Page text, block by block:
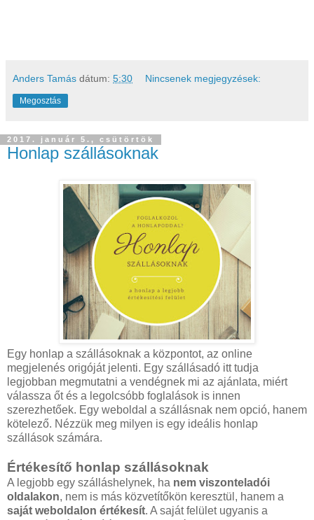
Anders Tamás dátum: 5:30 Nincsenek megjegyzések:
Megosztás
2017. január 5., csütörtök
Honlap szállásoknak
Egy honlap a szállásoknak a központot, az online
megjelenés origóját jelenti. Egy szállásadó itt tudja
legjobban megmutatni a vendégnek mi az ajánlata, miért
válassza őt és a legolcsóbb foglalások is innen
szerezhetőek. Egy weboldal a szállásnak nem opció, hanem
kötelező. Nézzük meg milyen is egy ideális honlap
szállások számára.
Értékesítő honlap szállásoknak
A legjobb egy szálláshelynek, ha nem viszonteladói
oldalakon, nem is más közvetítőkön keresztül, hanem a
saját weboldalon értékesít. A saját felület ugyanis a